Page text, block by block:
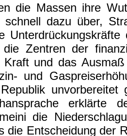
die Massen ihre
schnell dazu über,
Zentren der
Kraft und das
und
erklärte
die
die Entscheidung der